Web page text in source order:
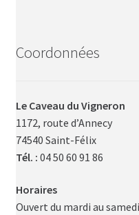
Coordonnées
Le Caveau du Vigneron
1172, route d’Annecy
74540 Saint-Félix
Tél. : 04 50 60 91 86
Horaires
Ouvert du mardi au samedi